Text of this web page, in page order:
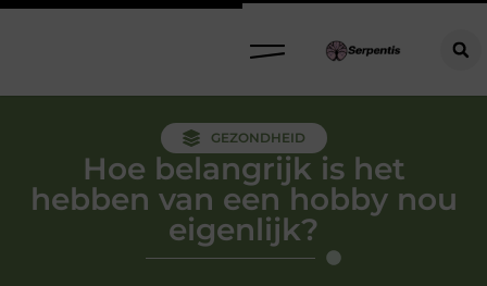
GEZONDHEID
Hoe belangrijk is het
hebben van een hobby nou
eigenlijk?